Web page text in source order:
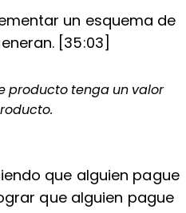
un esquema de
[35:03]
producto tenga un valor
que alguien pague
que alguien pague